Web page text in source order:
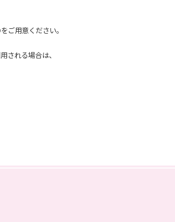
ご用意ください。
される場合は、